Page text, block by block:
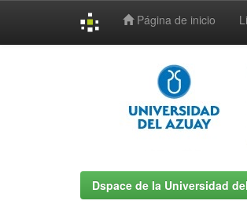
Página de inicio
Dspace de la Universidad